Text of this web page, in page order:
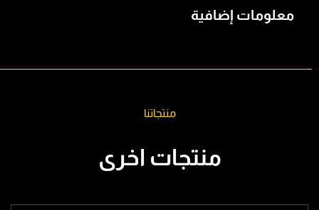
معلومات إضافية
منتجاتنا
منتجات اخرى